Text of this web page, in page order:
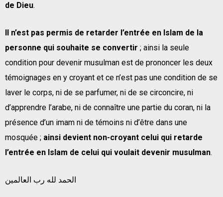
de Dieu.
Il n’est pas permis de retarder l’entrée en Islam de la
personne qui souhaite se convertir ; ainsi la seule
condition pour devenir musulman est de prononcer les deux
témoignages en y croyant et ce n’est pas une condition de se
laver le corps, ni de se parfumer, ni de se circoncire, ni
d’apprendre l’arabe, ni de connaître une partie du coran, ni la
présence d’un imam ni de témoins ni d’être dans une
mosquée ; ainsi devient non-croyant celui qui retarde
l’entrée en Islam de celui qui voulait devenir musulman.
الحمد لله رب العالمين